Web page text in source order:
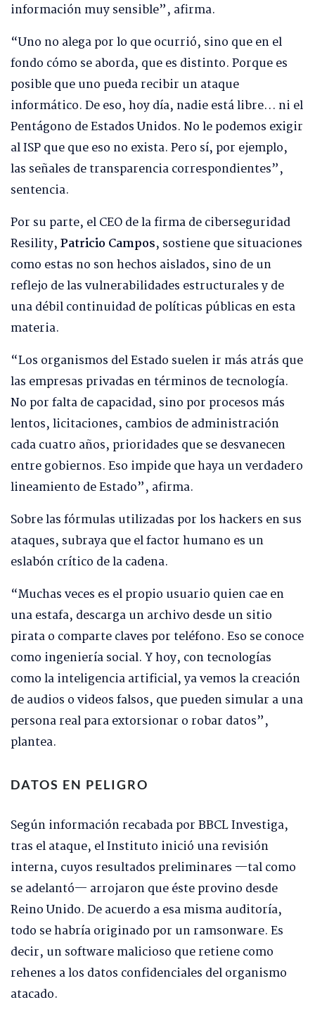
información muy sensible”, afirma.
“Uno no alega por lo que ocurrió, sino que en el
fondo cómo se aborda, que es distinto. Porque es
posible que uno pueda recibir un ataque
informático. De eso, hoy día, nadie está libre… ni el
Pentágono de Estados Unidos. No le podemos exigir
al ISP que que eso no exista. Pero sí, por ejemplo,
las señales de transparencia correspondientes”,
sentencia.
Por su parte, el CEO de la firma de ciberseguridad
Resility,Patricio Campos, sostiene que situaciones
como estas no son hechos aislados, sino de un
reflejo de las vulnerabilidades estructurales y de
una débil continuidad de políticas públicas en esta
materia.
“Los organismos del Estado suelen ir más atrás que
las empresas privadas en términos de tecnología.
No por falta de capacidad, sino por procesos más
lentos, licitaciones, cambios de administración
cada cuatro años, prioridades que se desvanecen
entre gobiernos. Eso impide que haya un verdadero
lineamiento de Estado”, afirma.
Sobre las fórmulas utilizadas por los hackers en sus
ataques, subraya que el factor humano es un
eslabón crítico de la cadena.
“Muchas veces es el propio usuario quien cae en
una estafa, descarga un archivo desde un sitio
pirata o comparte claves por teléfono. Eso se conoce
como ingeniería social. Y hoy, con tecnologías
como la inteligencia artificial, ya vemos la creación
de audios o videos falsos, que pueden simular a una
persona real para extorsionar o robar datos”,
plantea.
DATOS EN PELIGRO
Según información recabada por BBCL Investiga,
tras el ataque, el Instituto inició una revisión
interna, cuyos resultados preliminares —tal como
se adelantó— arrojaron que éste provino desde
Reino Unido. De acuerdo a esa misma auditoría,
todo se habría originado por un ramsonware. Es
decir, un software malicioso que retiene como
rehenes a los datos confidenciales del organismo
atacado.